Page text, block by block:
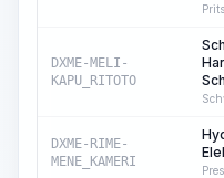
DXME-MELI-
KAPU_RITOTO
DXME-RIME-
MENE_KAMERI